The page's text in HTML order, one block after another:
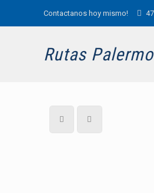
Contactanos hoy mismo!
Rutas Palermo